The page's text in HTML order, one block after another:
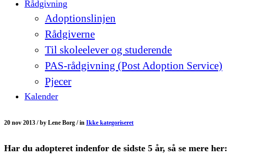
Rådgivning
Adoptionslinjen
Rådgiverne
Til skoleelever og studerende
PAS-rådgivning (Post Adoption Service)
Pjecer
Kalender
20 nov 2013 /by Lene Borg /in Ikke kategoriseret
Har du adopteret indenfor de sidste 5 år, så se mere her: